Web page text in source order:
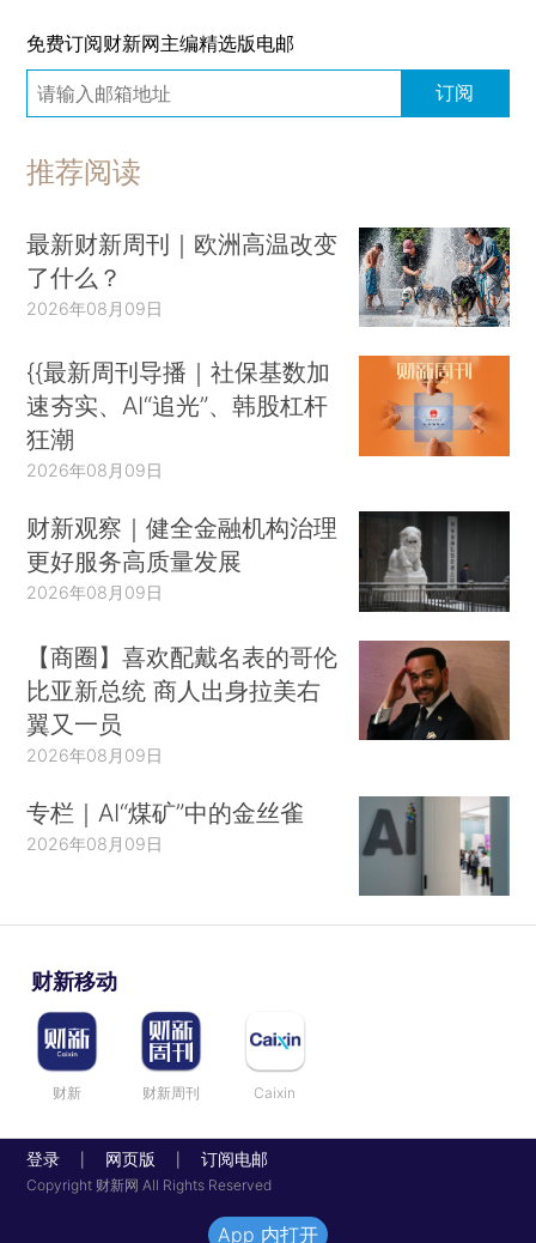
免费订阅财新网主编精选版电邮
订阅
推荐阅读
最新财新周刊｜欧洲高温改变
了什么？
2026年08月09日
{{最新周刊导播｜社保基数加
速夯实、AI“追光”、韩股杠杆
狂潮
2026年08月09日
财新观察｜健全金融机构治理
更好服务高质量发展
2026年08月09日
【商圈】喜欢配戴名表的哥伦
比亚新总统 商人出身拉美右
翼又一员
2026年08月09日
专栏｜AI“煤矿”中的金丝雀
2026年08月09日
财新移动
财新 财新周刊 Caixin
登录 网页版 订阅电邮
Copyright 财新网 All Rights Reserved
App 内打开